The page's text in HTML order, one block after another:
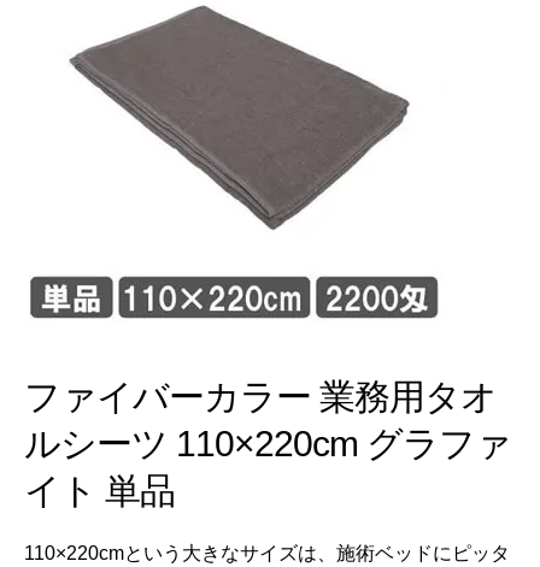
ファイバーカラー 業務用タオ
ルシーツ 110×220cm グラファ
イト 単品
110×220cmという大きなサイズは、施術ベッドにピッタ